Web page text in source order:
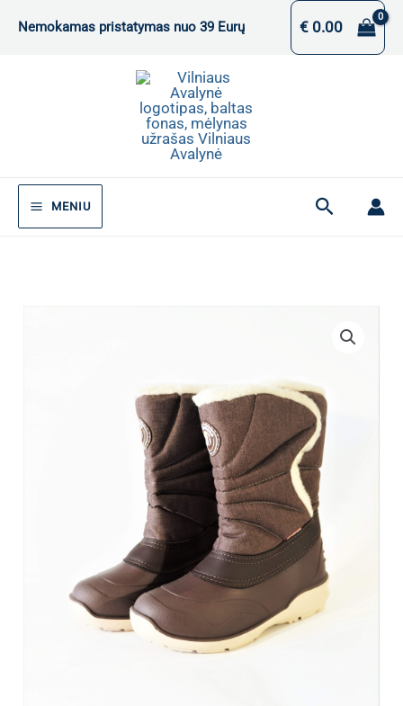
Nemokamas pristatymas nuo 39 Eurų €0.00
MENIU Paieška